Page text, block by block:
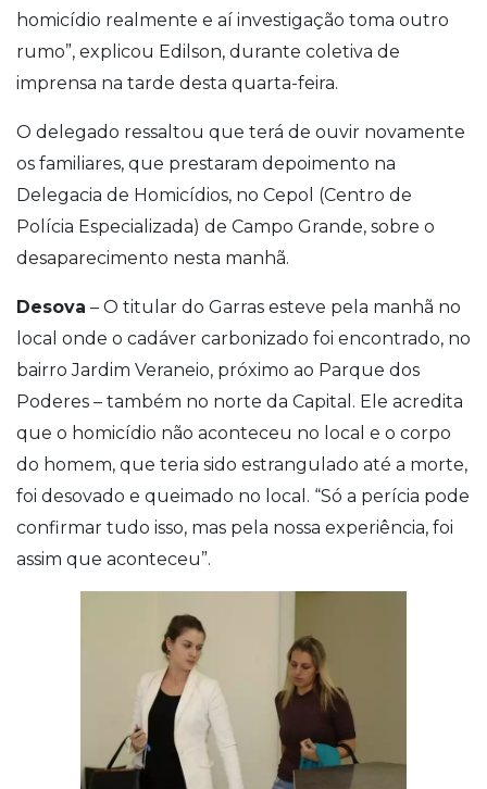
homicídio realmente e aí investigação toma outro
rumo”, explicou Edilson, durante coletiva de
imprensa na tarde desta quarta-feira.
O delegado ressaltou que terá de ouvir novamente
os familiares, que prestaram depoimento na
Delegacia de Homicídios, no Cepol (Centro de
Polícia Especializada) de Campo Grande, sobre o
desaparecimento nesta manhã.
Desova – O titular do Garras esteve pela manhã no
local onde o cadáver carbonizado foi encontrado, no
bairro Jardim Veraneio, próximo ao Parque dos
Poderes – também no norte da Capital. Ele acredita
que o homicídio não aconteceu no local e o corpo
do homem, que teria sido estrangulado até a morte,
foi desovado e queimado no local. “Só a perícia pode
confirmar tudo isso, mas pela nossa experiência, foi
assim que aconteceu”.